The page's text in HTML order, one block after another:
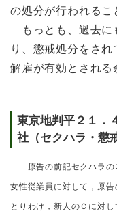
の処分が行われるこ
もっとも、過去
り、懲戒処分をさ
解雇が有効とされる
東京地判平２１．
社（セクハラ・懲
「原告の前記セクハラ
女性従業員に対して，原
とりわけ，新人のＣに対